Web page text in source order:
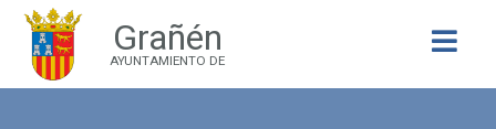
Grañén
AYUNTAMIENTO DE